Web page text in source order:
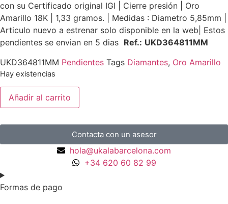
con su Certificado original IGI | Cierre presión | Oro
Amarillo 18K | 1,33 gramos. | Medidas : Diametro 5,85mm |
Articulo nuevo a estrenar solo disponible en la web| Estos
pendientes se envian en 5 dias Ref.: UKD364811MM
UKD364811MM Pendientes Tags Diamantes, Oro Amarillo
Hay existencias
Añadir al carrito
Contacta con un asesor
hola@ukalabarcelona.com
+34 620 60 82 99
Formas de pago